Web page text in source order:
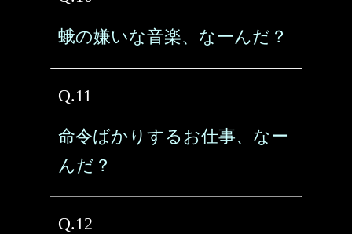
蛾の嫌いな音楽、なーんだ？
Q.11
命令ばかりするお仕事、なー
んだ？
Q.12